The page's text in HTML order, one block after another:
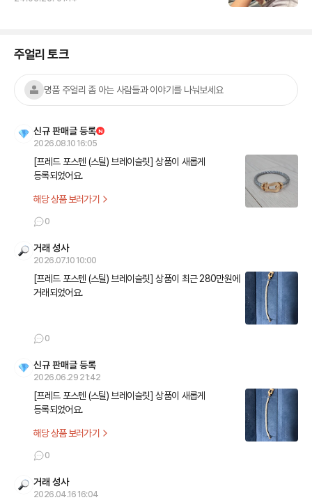
주얼리 토크
명품 주얼리 좀 아는 사람들과 이야기를 나눠보세요
신규 판매글 등록 N
2026.08.10 16:05
[프레드 포스텐 (스틸) 브레이슬릿] 상품이 새롭게
등록되었어요.
해당 상품 보러가기
0
거래 성사
2026.07.10 10:00
[프레드 포스텐 (스틸) 브레이슬릿] 상품이 최근 280만원에
거래되었어요.
0
신규 판매글 등록
2026.06.29 21:42
[프레드 포스텐 (스틸) 브레이슬릿] 상품이 새롭게
등록되었어요.
해당 상품 보러가기
0
거래 성사
2026.04.16 16:04